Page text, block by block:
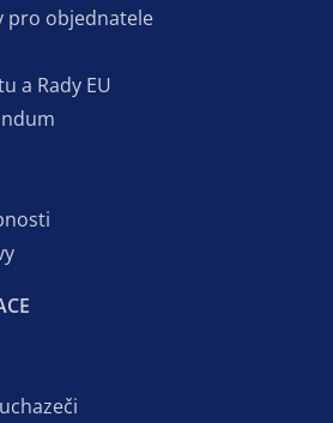
pro objednatele
a Rady EU